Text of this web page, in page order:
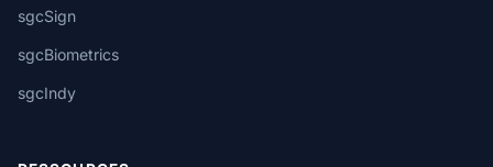
sgcSign
sgcBiometrics
sgcIndy